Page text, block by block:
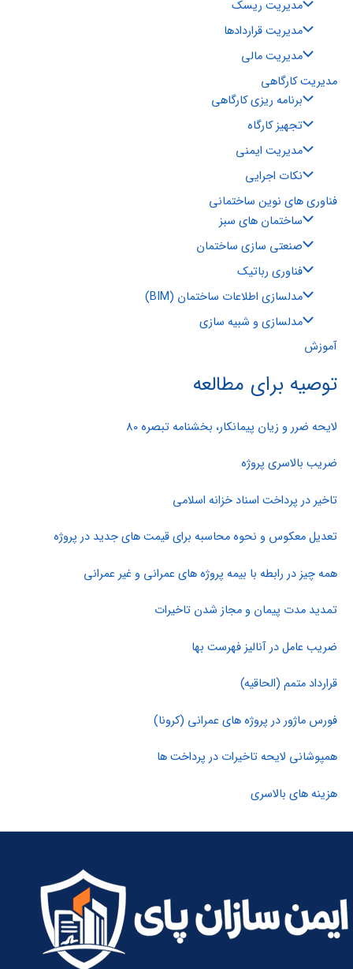
مدیریت ریسک
مدیریت قراردادها
مدیریت مالی
مدیریت کارگاهی
برنامه ریزی کارگاهی
تجهیز کارگاه
مدیریت ایمنی
نکات اجرایی
فناوری های نوین ساختمانی
ساختمان های سبز
صنعتی سازی ساختمان
فناوری رباتیک
مدلسازی اطلاعات ساختمان (BIM)
مدلسازی و شبیه سازی
آموزش
توصیه برای مطالعه
لایحه ضرر و زیان پیمانکار، بخشنامه تبصره 80
ضریب بالاسری پروژه
تاخیر در پرداخت اسناد خزانه اسلامی
تعدیل معکوس و نحوه محاسبه برای قیمت های جدید در پروژه
همه چیز در رابطه با بیمه پروژه های عمرانی و غیر عمرانی
تمدید مدت پیمان و مجاز شدن تاخیرات
ضریب عامل در آنالیز فهرست بها
قرارداد متمم (الحاقیه)
فورس ماژور در پروژه های عمرانی (کرونا)
همپوشانی لایحه تاخیرات در پرداخت ها
هزینه های بالاسری